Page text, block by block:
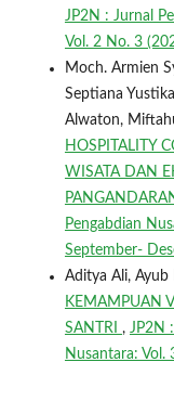
JP2N : Jurnal
Vol. 2 No. 3
Moch. Armien
Septiana
Alwaton,
HOSPITALITY
WISATA DAN
Pengabdian
September-
Aditya Ali, Ayub
KEMAMPUAN
SANTRI , JP2N
Nusantara: Vol.